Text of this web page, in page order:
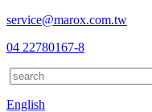
service@marox.com.tw
04 22780167-8
English